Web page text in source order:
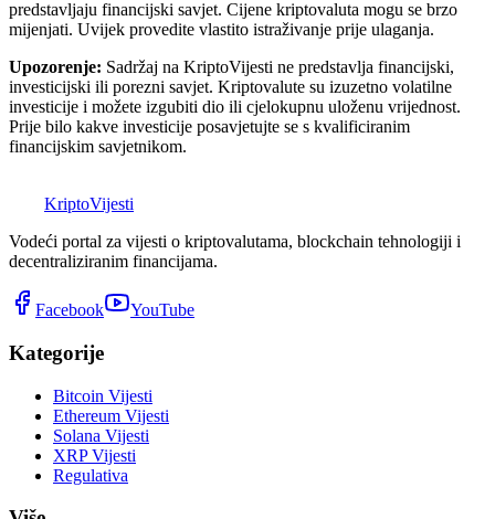
predstavljaju financijski savjet. Cijene kriptovaluta mogu se brzo
mijenjati. Uvijek provedite vlastito istraživanje prije ulaganja.
Upozorenje: Sadržaj na KriptoVijesti ne predstavlja financijski,
investicijski ili porezni savjet. Kriptovalute su izuzetno volatilne
investicije i možete izgubiti dio ili cjelokupnu uloženu vrijednost.
Prije bilo kakve investicije posavjetujte se s kvalificiranim
financijskim savjetnikom.
KriptoVijesti
Vodeći portal za vijesti o kriptovalutama, blockchain tehnologiji i
decentraliziranim financijama.
Facebook YouTube
Kategorije
Bitcoin Vijesti
Ethereum Vijesti
Solana Vijesti
XRP Vijesti
Regulativa